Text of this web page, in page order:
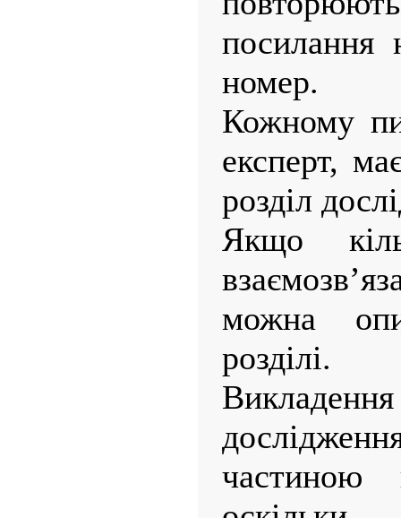
посилання
номер.
Кожному
експерт,
розділ
Якщо
можна
розділі.
частиною